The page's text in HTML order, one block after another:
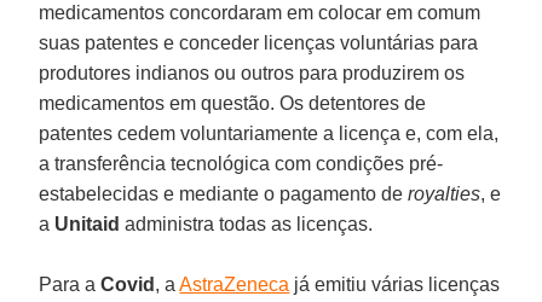
medicamentos concordaram em colocar em comum
suas patentes e conceder licenças voluntárias para
produtores indianos ou outros para produzirem os
medicamentos em questão. Os detentores de
patentes cedem voluntariamente a licença e, com ela,
a transferência tecnológica com condições pré-
estabelecidas e mediante o pagamento deroyalties, e
a Unitaid administra todas as licenças.
Para aCovid , aAstraZeneca já emitiu várias licenças